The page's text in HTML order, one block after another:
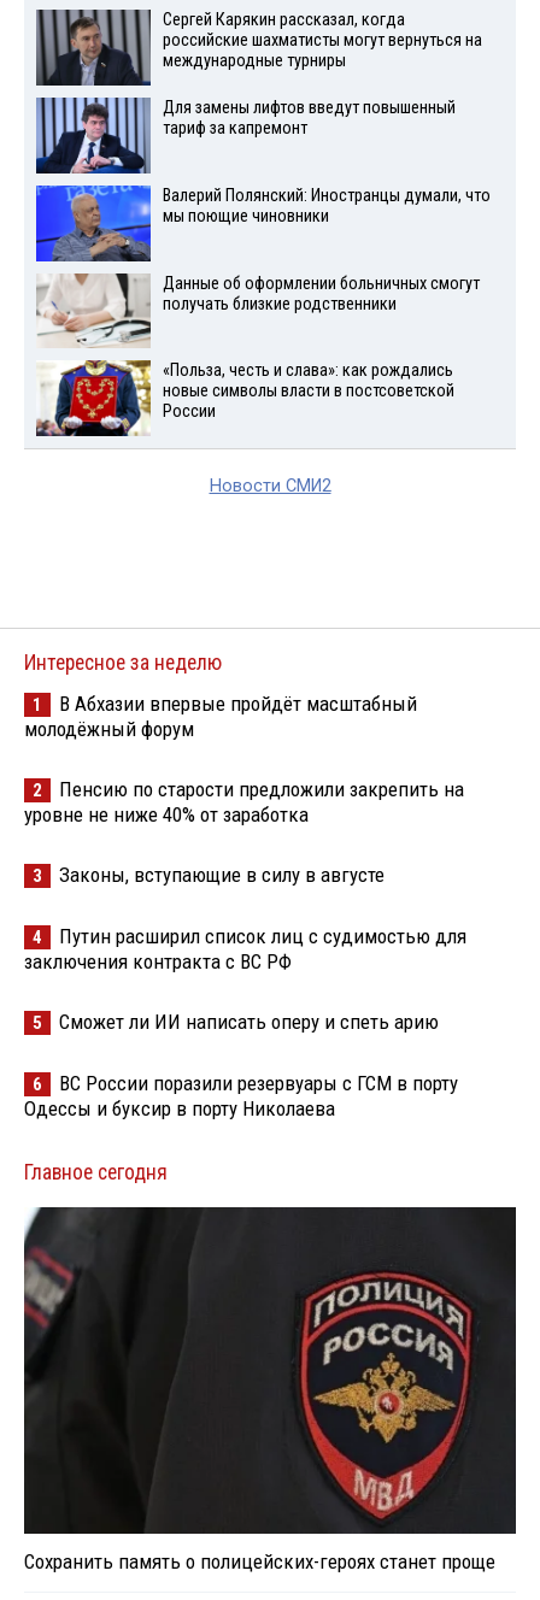
Сергей Карякин рассказал, когда
российские шахматисты могут вернуться на
международные турниры
Для замены лифтов введут повышенный
тариф за капремонт
Валерий Полянский: Иностранцы думали, что
мы поющие чиновники
Данные об оформлении больничных смогут
получать близкие родственники
«Польза, честь и слава»: как рождались
новые символы власти в постсоветской
России
Новости СМИ2
Интересное за неделю
1
В Абхазии впервые пройдёт масштабный
молодёжный форум
2
Пенсию по старости предложили закрепить на
уровне не ниже 40% от заработка
3 Законы, вступающие в силу в августе
4
Путин расширил список лиц с судимостью для
заключения контракта с ВС РФ
5 Сможет ли ИИ написать оперу и спеть арию
6
ВС России поразили резервуары с ГСМ в порту
Одессы и буксир в порту Николаева
Главное сегодня
Сохранить память о полицейских-героях станет проще